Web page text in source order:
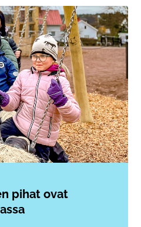
pihat ovat